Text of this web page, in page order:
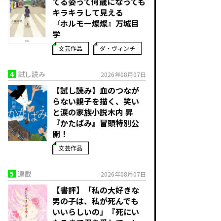
キラキラして見える
『ホルモー燦燦』万城目
学
文芸作品 ダ・ヴィンチ
4 試し読み 2026年08月07日
【試し読み】血のつなが
らない親子を描く、笑い
と涙の家族小説――木内 昇
『かたばみ』冒頭特別公
開！
文芸作品
5 連載 2026年08月07日
【書評】「私の大好きな
男の子は、私が死んでも
いいらしいの」――『死にい